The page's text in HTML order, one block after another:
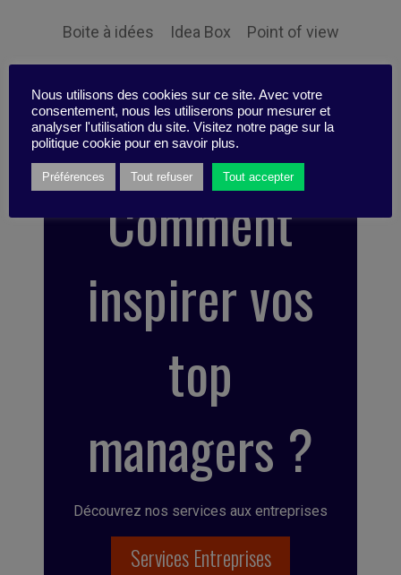
Boite à idées Idea Box Point of view
Comment
inspirer vos
top
managers ?
Découvrez nos services aux entreprises
Services Entreprises
Nous utilisons des cookies sur ce site. Avec votre
consentement, nous les utiliserons pour mesurer et
analyser l'utilisation du site. Visitez notre page sur la
politique cookie pour en savoir plus.
Préférences Tout refuser Tout accepter